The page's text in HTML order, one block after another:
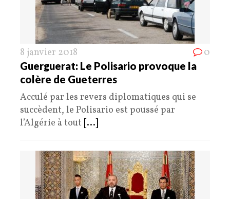
8 janvier 2018 0
Guerguerat: Le Polisario provoque la
colère de Gueterres
Acculé par les revers diplomatiques qui se
succèdent, le Polisario est poussé par
l’Algérie à tout [...]